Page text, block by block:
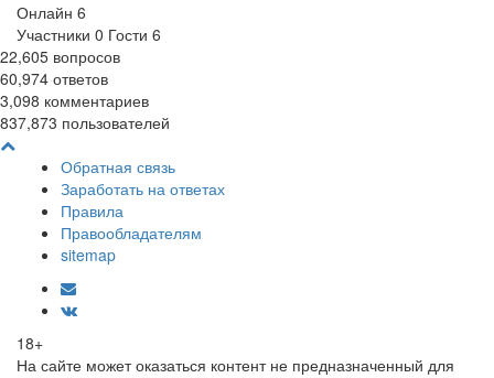
Онлайн 6
Участники 0 Гости 6
22,605 вопросов
60,974 ответов
3,098 комментариев
837,873 пользователей
Обратная связь
Заработать на ответах
Правила
Правообладателям
sitemap
18+
На сайте может оказаться контент не предназначенный для